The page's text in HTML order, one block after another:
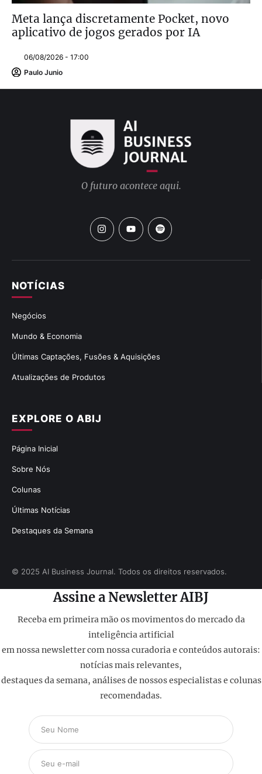
Meta lança discretamente Pocket, novo
aplicativo de jogos gerados por IA
06/08/2026 - 17:00
Paulo Junio
EXPLORE O ABIJ
Página Inicial
Sobre Nós
Colunas
Últimas Notícias
Destaques da Semana
NOTÍCIAS
Negócios
Mundo & Economia
Últimas Captações, Fusões & Aquisições
Atualizações de Produtos
O futuro acontece aqui.
© 2025 AI Business Journal. Todos os direitos reservados.
Assine a Newsletter AIBJ
Receba em primeira mão os movimentos do mercado da
inteligência artificial
em nossa newsletter com nossa curadoria e conteúdos autorais:
notícias mais relevantes,
destaques da semana, análises de nossos especialistas e colunas
recomendadas.